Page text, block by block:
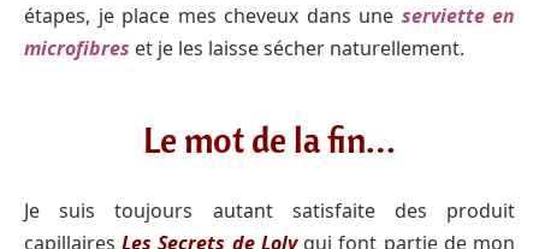
étapes, je place mes cheveux dans une serviette en
microfibres et je les laisse sécher naturellement.
Le mot de la fin…
Je suis toujours autant satisfaite des produit
capillairesLes Secrets de Lolyqui font partie de mon